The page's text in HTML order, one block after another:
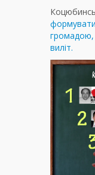
формувати
громадою,
виліт.